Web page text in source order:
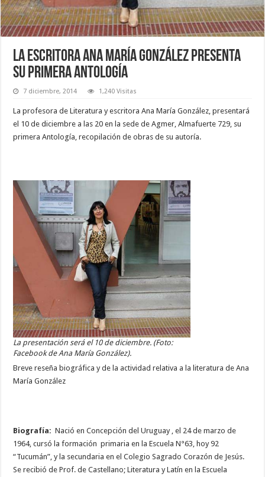
La escritora Ana María González presenta
su primera Antología
7 diciembre, 2014 1,240 Visitas
La profesora de Literatura y escritora Ana María González, presentará
el 10 de diciembre a las 20 en la sede de Agmer, Almafuerte 729, su
primera Antología, recopilación de obras de su autoría.
La presentación será el 10 de diciembre. (Foto:
Facebook de Ana María González).
Breve reseña biográfica y de la actividad relativa a la literatura de Ana
María González
Biografía: Nació en Concepción del Uruguay , el 24 de marzo de
1964, cursó la formación primaria en la Escuela N°63, hoy 92
“Tucumán”, y la secundaria en el Colegio Sagrado Corazón de Jesús.
Se recibió de Prof. de Castellano; Literatura y Latín en la Escuela